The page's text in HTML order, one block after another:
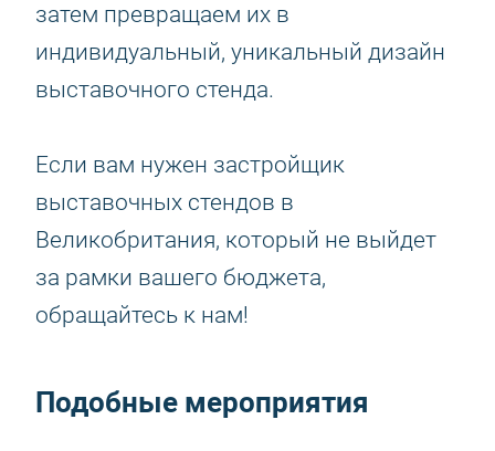
затем превращаем их в
индивидуальный, уникальный дизайн
выставочного стенда.
Если вам нужен застройщик
выставочных стендов в
Великобритания, который не выйдет
за рамки вашего бюджета,
обращайтесь к нам!
Подобные мероприятия